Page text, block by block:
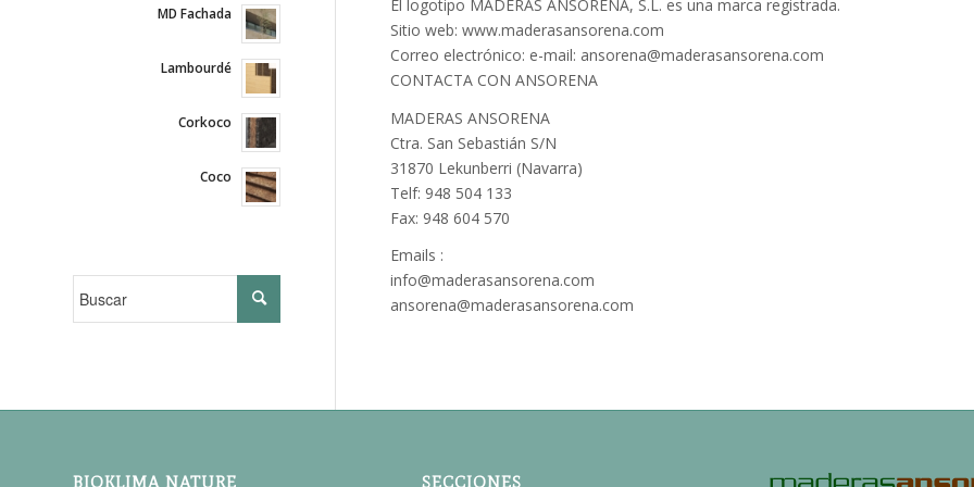
El logotipo MADERAS ANSORENA, S.L. es una marca registrada.
Sitio web: www.maderasansorena.com
Correo electrónico: e-mail: ansorena@maderasansorena.com
CONTACTA CON ANSORENA
MADERAS ANSORENA
Ctra. San Sebastián S/N
31870 Lekunberri (Navarra)
Telf: 948 504 133
Fax: 948 604 570
Emails :
info@maderasansorena.com
ansorena@maderasansorena.com
MD Fachada
Lambourdé
Corkoco
Coco
BIOKLIMA NATURE SECCIONES